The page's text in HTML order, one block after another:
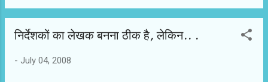
आरंभ करते हैं। शुरू में प्रेम कहानी के नाम पर मुंह बिचका रही माला फिल्म के
दर्शकों की स्थिति माला जैसी ही है। शुरू में आशंका होती है कि पता नहीं क्या
जाता है कि हिंदी फिल्में लार्जर दैन लाइफ होती हैं, लेकिन जाने तू.. देख कर कहा
निर्देशकों का लेखक बनना ठीक है, लेकिन.. .
- July 04, 2008